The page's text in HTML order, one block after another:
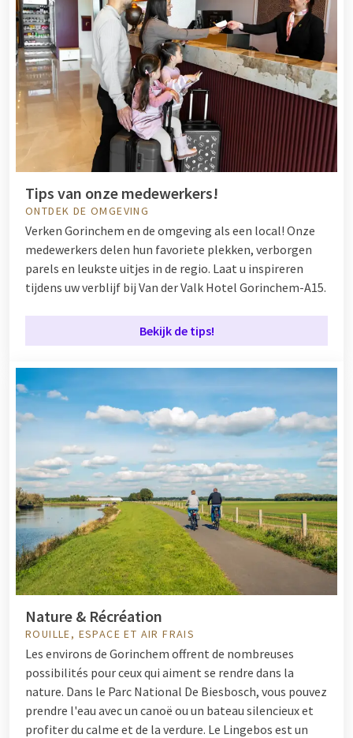
Tips van onze medewerkers!
ONTDEK DE OMGEVING
Verken Gorinchem en de omgeving als een local! Onze
medewerkers delen hun favoriete plekken, verborgen
parels en leukste uitjes in de regio. Laat u inspireren
tijdens uw verblijf bij Van der Valk Hotel Gorinchem-A15.
Bekijk de tips!
Nature & Récréation
ROUILLE, ESPACE ET AIR FRAIS
Les environs de Gorinchem offrent de nombreuses
possibilités pour ceux qui aiment se rendre dans la
nature. Dans le Parc National De Biesbosch, vous pouvez
prendre l'eau avec un canoë ou un bateau silencieux et
profiter du calme et de la verdure. Le Lingebos est un